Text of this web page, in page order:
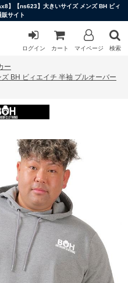
】【ns623】大きいサイズ メンズ BH ビィ
サイト
ログイン カート マイページ 検索
ー
BH ビィエイチ 半袖 プルオーバー